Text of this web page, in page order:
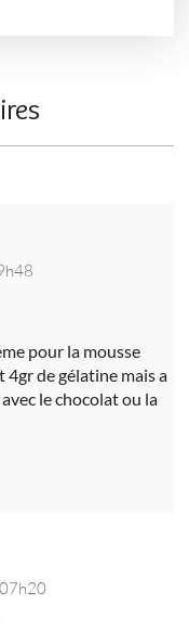
pour la mousse
de gélatine mais a
le chocolat ou la